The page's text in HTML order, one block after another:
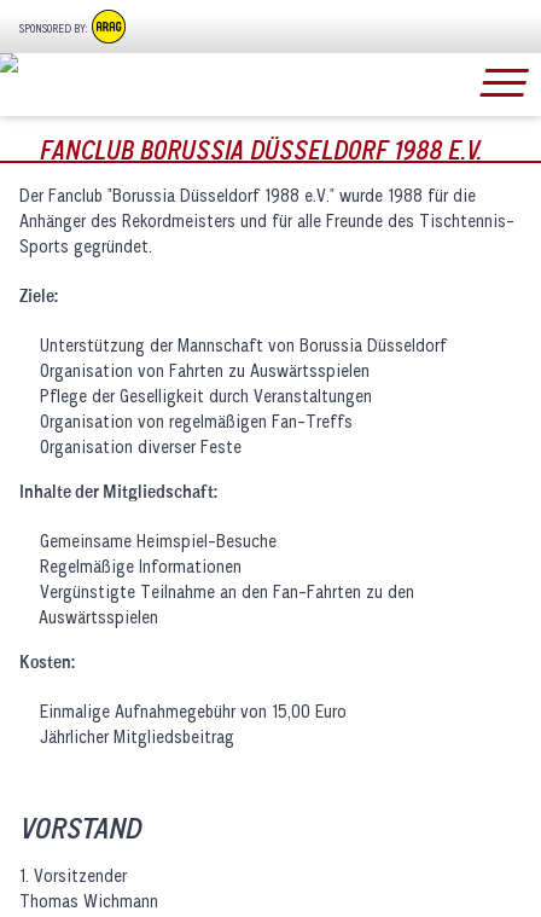
SPONSORED BY:
FANCLUB BORUSSIA DÜSSELDORF 1988 E.V.
Der Fanclub "Borussia Düsseldorf 1988 e.V." wurde 1988 für die
Anhänger des Rekordmeisters und für alle Freunde des Tischtennis-
Sports gegründet.
Ziele:
Unterstützung der Mannschaft von Borussia Düsseldorf
Organisation von Fahrten zu Auswärtsspielen
Pflege der Geselligkeit durch Veranstaltungen
Organisation von regelmäßigen Fan-Treffs
Organisation diverser Feste
Inhalte der Mitgliedschaft:
Gemeinsame Heimspiel-Besuche
Regelmäßige Informationen
Vergünstigte Teilnahme an den Fan-Fahrten zu den
Auswärtsspielen
Kosten:
Einmalige Aufnahmegebühr von 15,00 Euro
Jährlicher Mitgliedsbeitrag
VORSTAND
1. Vorsitzender
Thomas Wichmann